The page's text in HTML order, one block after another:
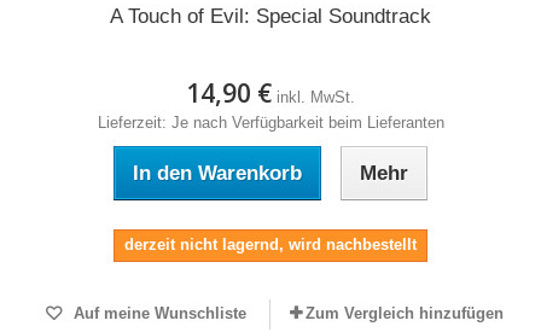
A Touch of Evil: Special Soundtrack
14,90 € inkl. MwSt.
Lieferzeit: Je nach Verfügbarkeit beim Lieferanten
In den Warenkorb Mehr
derzeit nicht lagernd, wird nachbestellt
Auf meine Wunschliste Zum Vergleich hinzufügen